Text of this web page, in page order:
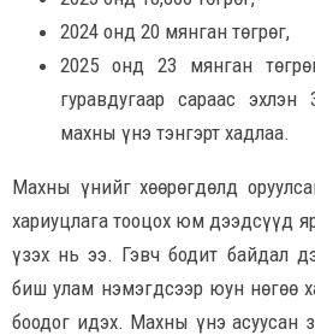
2024 онд 20 мянган төгрөг,
2025 онд 23 мянган
гуравдугаар сараас
махны үнэ тэнгэрт хадлаа.
Махны үнийг хөөрөгдөлд
хариуцлага тооцох юм дээдсүүд
үзэх нь ээ. Гэвч бодит байдал
биш улам нэмэгдсээр юун нөгөө
боодог идэх. Махны үнэ асуусан